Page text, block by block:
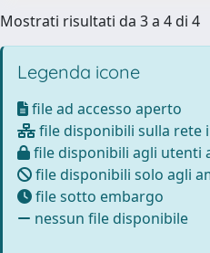
Mostrati risultati da 3 a 4 di 4
Legenda icone
file ad accesso aperto
file disponibili sulla rete
file disponibili agli utenti
file disponibili solo agli
file sotto embargo
nessun file disponibile